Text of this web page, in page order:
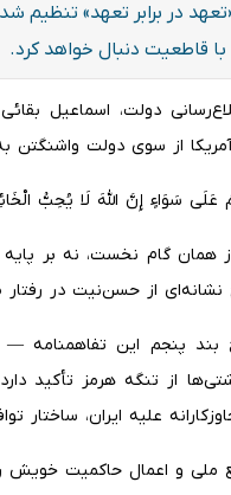
در برابر تعهد» تنظیم
قاطعیت دنبال خواهد کرد.
دولت، اسماعیل
از سوی دولت واشنگتن
سَوَاءٍ إِنَّ اللَّهَ لَا یُحِبُّ
همان گام نخست، نه بر پایه
نشانه‌ای از حسن‌نیت در
بند پنجم این تفاهمنامه
از تنگه هرمز تأکید
علیه ایران، ساختار
ملی و اعمال حاکمیت خویش